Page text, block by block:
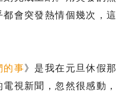
會突發熱情個幾次，這
的事》是我在元旦休假那
視新聞，忽然很感動，